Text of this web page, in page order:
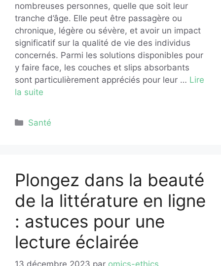
nombreuses personnes, quelle que soit leur
tranche d’âge. Elle peut être passagère ou
chronique, légère ou sévère, et avoir un impact
significatif sur la qualité de vie des individus
concernés. Parmi les solutions disponibles pour
y faire face, les couches et slips absorbants
sont particulièrement appréciés pour leur … Lire
la suite
Catégories
Santé
Plongez dans la beauté
de la littérature en ligne
: astuces pour une
lecture éclairée
13 décembre 2023 par omics-ethics